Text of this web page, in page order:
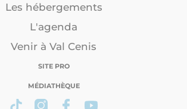
Les hébergements
L'agenda
Venir à Val Cenis
SITE PRO
MÉDIATHÈQUE